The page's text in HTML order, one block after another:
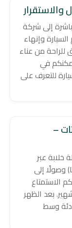
والاستقرار
إلى شركة
وإنهاء
للراحة من عناء
في
للتعرف على
–
خلابة عبر
تقريبًا) وصولًا إلى
الاستمتاع
بعد الظهر
وسط